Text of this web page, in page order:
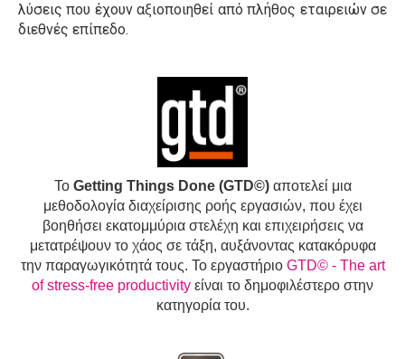
λύσεις που έχουν αξιοποιηθεί από πλήθος εταιρειών σε
διεθνές επίπεδο.
Το Getting Things Done (GTD©)αποτελεί μια
μεθοδολογία διαχείρισης ροής εργασιών, που έχει
βοηθήσει εκατομμύρια στελέχη και επιχειρήσεις να
μετατρέψουν το χάος σε τάξη, αυξάνοντας κατακόρυφα
την παραγωγικότητά τους. Το εργαστήριο GTD© - The art
of stress-free productivity είναι το δημοφιλέστερο στην
κατηγορία του.